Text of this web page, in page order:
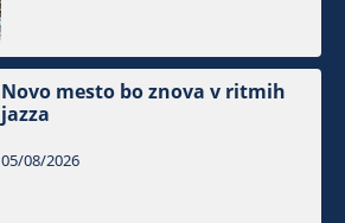
Novo mesto bo znova v ritmih
jazza
05/08/2026